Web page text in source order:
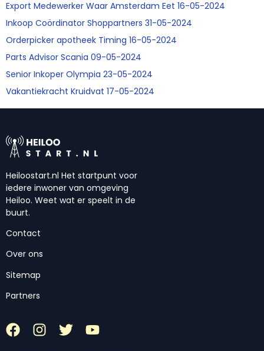
Export Medewerker Waar Amsterdam Eet 16-05-2024
Inkoop Coördinator Shoppartners 31-05-2024
Orderpicker apotheek Timing 16-05-2024
Parts Advisor Scania 09-05-2024
Senior Inkoper Olympia 23-05-2024
Vakantiekracht Kruidvat 17-05-2024
Heiloostart.nl Het startpunt voor
iedere inwoner van omgeving
Heiloo. Weet wat er speelt in de
buurt.
Contact
Over ons
Sitemap
Partners